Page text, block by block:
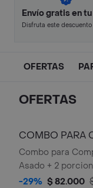
Envío gratis en
Disfruta este
OFERTAS
OFERTAS
COMBO PARA
OFERTA
Combo para
Asado + 2
Artesanal + 1
-29% $ 82.000